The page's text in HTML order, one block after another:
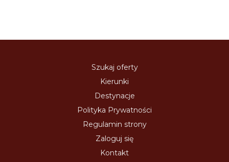
Szukaj oferty
Kierunki
Destynacje
Polityka Prywatności
Regulamin strony
Zaloguj się
Kontakt